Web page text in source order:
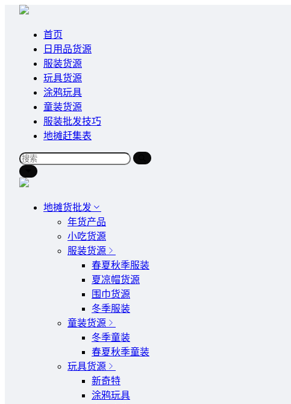
首页
日用品货源
服装货源
玩具货源
涂鸦玩具
童装货源
服装批发技巧
地摊赶集表
地摊货批发
年货产品
小吃货源
服装货源
春夏秋季服装
夏凉帽货源
围巾货源
冬季服装
童装货源
冬季童装
春夏秋季童装
玩具货源
新奇特
涂鸦玩具